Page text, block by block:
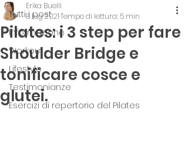
Tutti i post
Informazione
Workout
Lifestyle
Testimonianze
Esercizi di repertorio del Pilates
Pilates: i 3 step per fare
Shoulder Bridge e
tonificare cosce e
glutei.
Erika Buelli
8 lug 2021Tempo di lettura: 5 min